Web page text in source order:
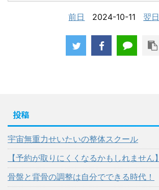
前日 2024-10-11 翌日
投稿
宇宙無重力せいたいの整体スクール
【予約が取りにくくなるかもしれません】
骨盤と背骨の調整は自分でできる時代！